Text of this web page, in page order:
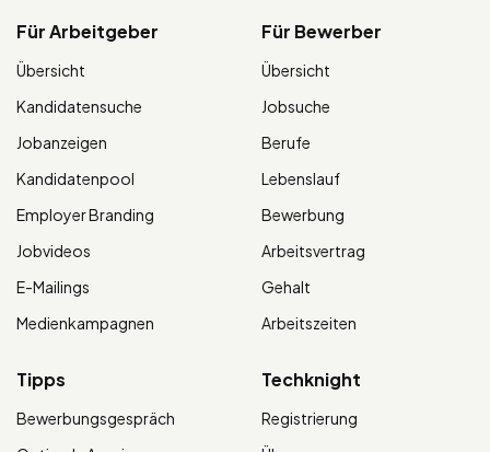
Für Arbeitgeber
Übersicht
Kandidatensuche
Jobanzeigen
Kandidatenpool
Employer Branding
Jobvideos
E-Mailings
Medienkampagnen
Für Bewerber
Übersicht
Jobsuche
Berufe
Lebenslauf
Bewerbung
Arbeitsvertrag
Gehalt
Arbeitszeiten
Tipps
Bewerbungsgespräch
Techknight
Registrierung